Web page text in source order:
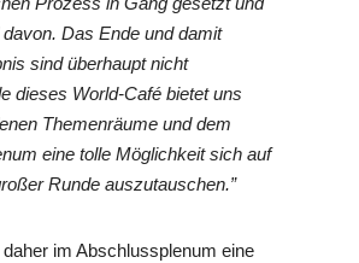
Das Ende und damit
sind überhaupt nicht
dieses World-Café bietet uns
Themenräume und dem
eine tolle Möglichkeit sich auf
Runde auszutauschen.”
im Abschlussplenum eine